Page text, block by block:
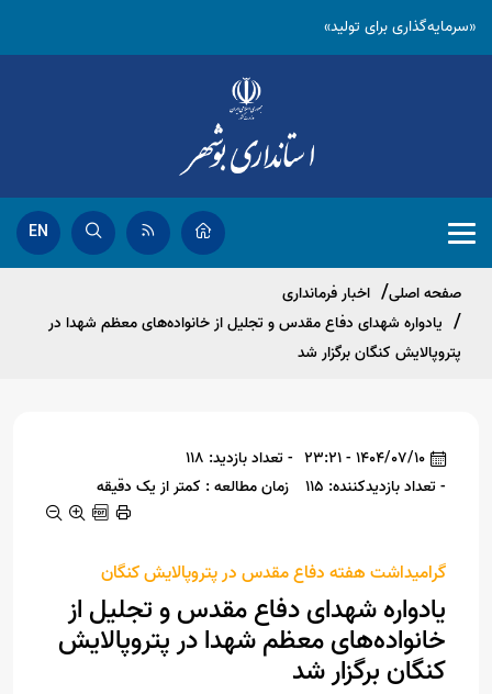
«سرمایه‌گذاری برای تولید»
EN
صفحه اصلی
اخبار فرمانداری
یادواره شهدای دفاع مقدس و تجلیل از خانواده‌های معظم شهدا در
پتروپالایش کنگان برگزار شد
1404/07/10 - 23:21
- تعداد بازدید: 118
- تعداد بازدیدکننده: 115
زمان مطالعه : کمتر از یک دقیقه
گرامیداشت هفته دفاع مقدس در پتروپالایش کنگان
یادواره شهدای دفاع مقدس و تجلیل از
خانواده‌های معظم شهدا در پتروپالایش
کنگان برگزار شد